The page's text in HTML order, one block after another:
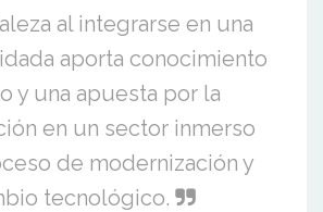
al integrarse en una
aporta conocimiento
y una apuesta por la
en un sector inmerso
de modernización y
tecnológico.